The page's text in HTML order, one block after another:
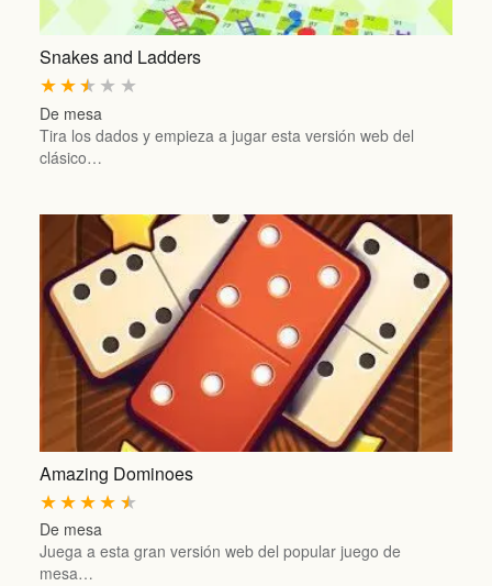
Snakes and Ladders
★
★
★
★
★
De mesa
Tira los dados y empieza a jugar esta versión web del
clásico…
Amazing Dominoes
★
★
★
★
★
De mesa
Juega a esta gran versión web del popular juego de
mesa…